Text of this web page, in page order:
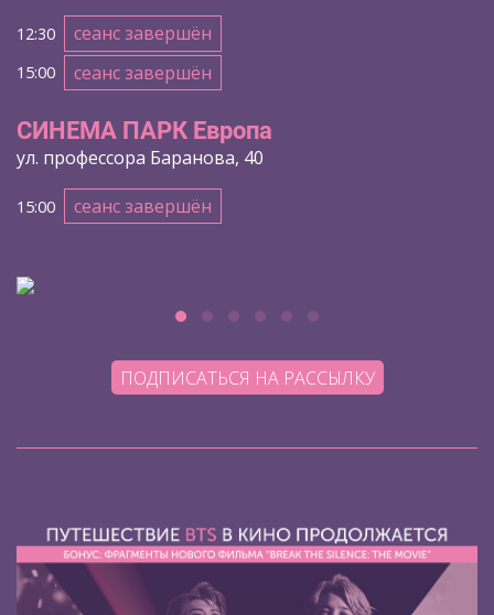
12:30 сеанс завершён
15:00 сеанс завершён
СИНЕМА ПАРК Европа
ул. профессора Баранова, 40
15:00 сеанс завершён
ПОДПИСАТЬСЯ НА РАССЫЛКУ